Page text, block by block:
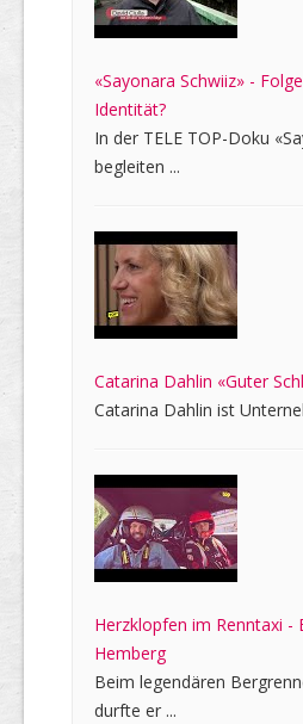
«Sayonara Schwiiz» -
Identität?
In der TELE TOP-Doku
begleiten ...
Catarina Dahlin «Guter
Catarina Dahlin ist
Herzklopfen im Renntaxi -
Hemberg
Beim legendären
durfte er ...